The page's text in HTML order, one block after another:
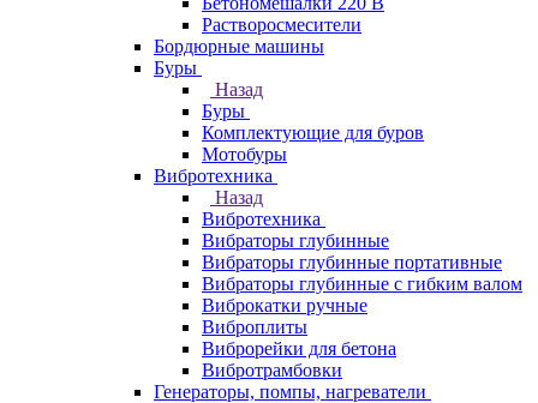
Растворосмесители
Бордюрные машины
Буры
Назад
Буры
Комплектующие для буров
Мотобуры
Вибротехника
Назад
Вибротехника
Вибраторы глубинные
Вибраторы глубинные портативные
Вибраторы глубинные с гибким валом
Виброкатки ручные
Виброплиты
Виброрейки для бетона
Вибротрамбовки
Генераторы, помпы, нагреватели